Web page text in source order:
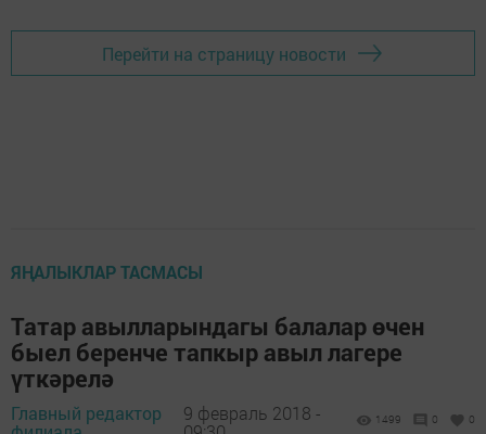
Перейти на страницу новости
ЯҢАЛЫКЛАР ТАСМАСЫ
Татар авылларындагы балалар өчен
быел беренче тапкыр авыл лагере
үткәрелә
Главный редактор
9 февраль 2018 -
1499 0 0